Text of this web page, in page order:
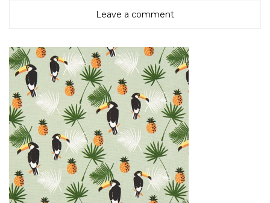
Leave a comment